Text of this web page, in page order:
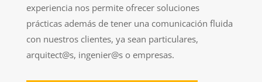
experiencia nos permite ofrecer soluciones
prácticas además de tener una comunicación fluida
con nuestros clientes, ya sean particulares,
arquitect@s, ingenier@s o empresas.